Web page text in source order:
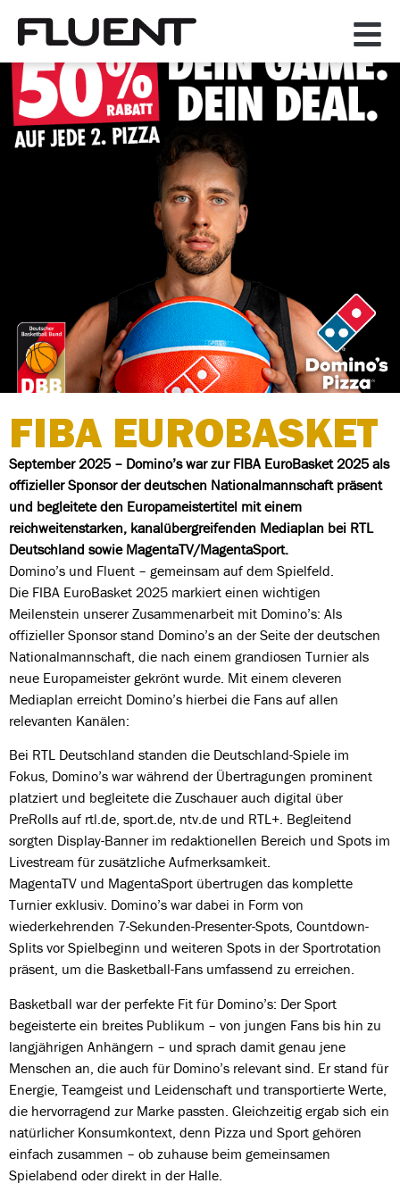
FIBA EUROBASKET
September 2025 – Domino’s war zur FIBA EuroBasket 2025 als
offizieller Sponsor der deutschen Nationalmannschaft präsent
und begleitete den Europameistertitel mit einem
reichweitenstarken, kanalübergreifenden Mediaplan bei RTL
Deutschland sowie MagentaTV/MagentaSport.
Domino’s und Fluent – gemeinsam auf dem Spielfeld.
Die FIBA EuroBasket 2025 markiert einen wichtigen
Meilenstein unserer Zusammenarbeit mit Domino’s: Als
offizieller Sponsor stand Domino’s an der Seite der deutschen
Nationalmannschaft, die nach einem grandiosen Turnier als
neue Europameister gekrönt wurde. Mit einem cleveren
Mediaplan erreicht Domino’s hierbei die Fans auf allen
relevanten Kanälen:
Bei RTL Deutschland standen die Deutschland-Spiele im
Fokus, Domino’s war während der Übertragungen prominent
platziert und begleitete die Zuschauer auch digital über
PreRolls auf rtl.de, sport.de, ntv.de und RTL+. Begleitend
sorgten Display-Banner im redaktionellen Bereich und Spots im
Livestream für zusätzliche Aufmerksamkeit.
MagentaTV und MagentaSport übertrugen das komplette
Turnier exklusiv. Domino’s war dabei in Form von
wiederkehrenden 7-Sekunden-Presenter-Spots, Countdown-
Splits vor Spielbeginn und weiteren Spots in der Sportrotation
präsent, um die Basketball-Fans umfassend zu erreichen.
Basketball war der perfekte Fit für Domino’s: Der Sport
begeisterte ein breites Publikum – von jungen Fans bis hin zu
langjährigen Anhängern – und sprach damit genau jene
Menschen an, die auch für Domino’s relevant sind. Er stand für
Energie, Teamgeist und Leidenschaft und transportierte Werte,
die hervorragend zur Marke passten. Gleichzeitig ergab sich ein
natürlicher Konsumkontext, denn Pizza und Sport gehören
einfach zusammen – ob zuhause beim gemeinsamen
Spielabend oder direkt in der Halle.